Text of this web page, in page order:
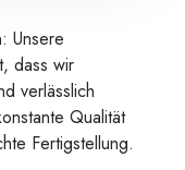
Unsere
dass wir
verlässlich
Qualität
Fertigstellung.